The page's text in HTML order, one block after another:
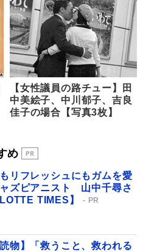
【女性議員の路チュー】田
中美絵子、中川郁子、吉良
佳子の場合【写真3枚】
め
リフレッシュにもガムを愛
ズピアニスト 山中千尋さ
TIMES】
PR
読物】「救うこと、救われる